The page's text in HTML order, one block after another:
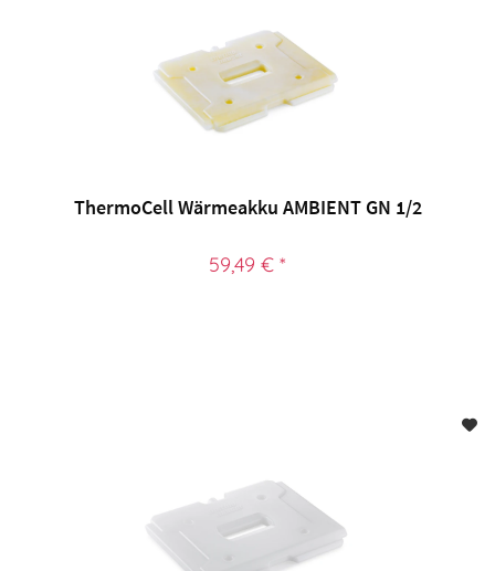
ThermoCell Wärmeakku AMBIENT GN 1/2
59,49 € *